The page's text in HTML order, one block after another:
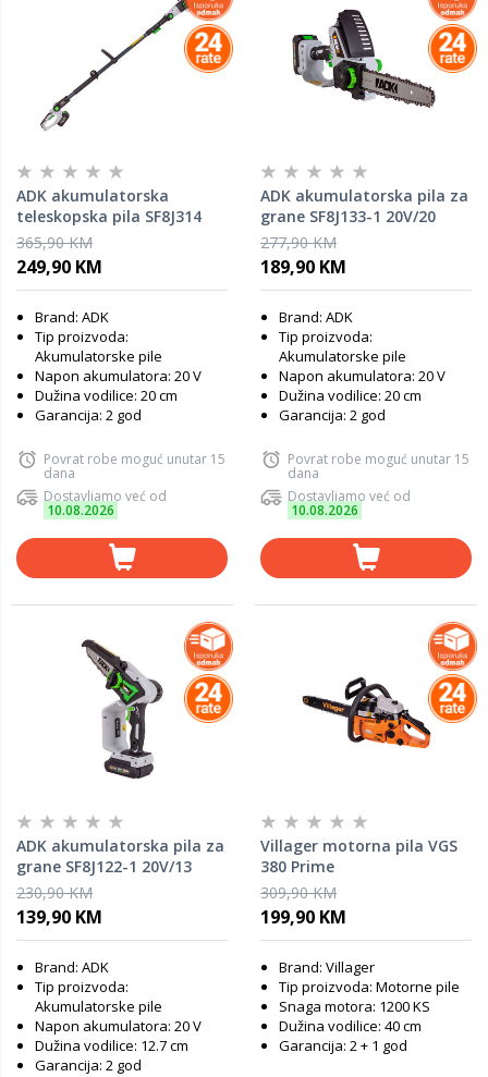
ADK akumulatorska
teleskopska pila SF8J314
20V/20
365,90 KM
249,90 KM
Brand: ADK
Tip proizvoda:
Akumulatorske pile
Napon akumulatora: 20 V
Dužina vodilice: 20 cm
Garancija: 2 god
Povrat robe moguć unutar 15
dana
Dostavljamo već od
10.08.2026
ADK akumulatorska pila za
grane SF8J133-1 20V/20
277,90 KM
189,90 KM
Brand: ADK
Tip proizvoda:
Akumulatorske pile
Napon akumulatora: 20 V
Dužina vodilice: 20 cm
Garancija: 2 god
Povrat robe moguć unutar 15
dana
Dostavljamo već od
10.08.2026
ADK akumulatorska pila za
grane SF8J122-1 20V/13
230,90 KM
139,90 KM
Brand: ADK
Tip proizvoda:
Akumulatorske pile
Napon akumulatora: 20 V
Dužina vodilice: 12.7 cm
Garancija: 2 god
Villager motorna pila VGS
380 Prime
309,90 KM
199,90 KM
Brand: Villager
Tip proizvoda: Motorne pile
Snaga motora: 1200 KS
Dužina vodilice: 40 cm
Garancija: 2 + 1 god